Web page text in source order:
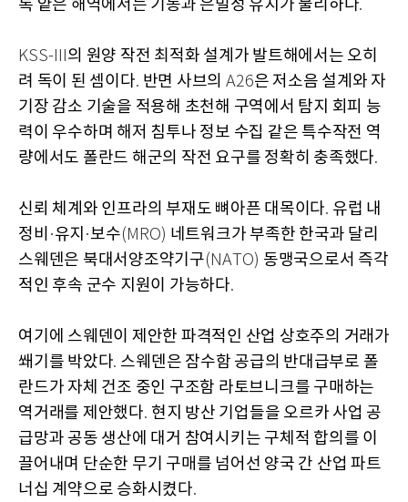
록 얕은 해역에서는 기동과 은밀성 유지가 불리하다.
KSS-III 의 원양 작전 최적화 설계가 발트해에서는 오히
려 독이 된 셈이다. 반면 사브의 A26은 저소음 설계와 자
기장 감소 기술을 적용해 초천해 구역에서 탐지 회피 능
력이 우수하며 해저 침투나 정보 수집 같은 특수작전 역
량에서도 폴란드 해군의 작전 요구를 정확히 충족했다.
신뢰 체계와 인프라의 부재도 뼈아픈 대목이다. 유럽 내
정비 ·유지 ·보수(MRO) 네트워크가 부족한 한국과 달리
스웨덴은 북대서양조약기구(NATO) 동맹국으로서 즉각
적인 후속 군수 지원이 가능하다.
여기에 스웨덴이 제안한 파격적인 산업 상호주의 거래가
쐐기를 박았다. 스웨덴은 잠수함 공급의 반대급부로 폴
란드가 자체 건조 중인 구조함 라토브니크를 구매하는
역거래를 제안했다. 현지 방산 기업들을 오르카 사업 공
급망과 공동 생산에 대거 참여시키는 구체적 합의를 이
끌어내며 단순한 무기 구매를 넘어선 양국 간 산업 파트
너십 계약으로 승화시켰다.